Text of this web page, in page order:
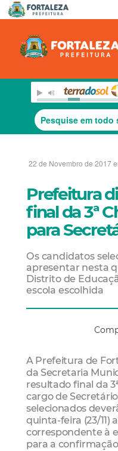
22 de Novembro de 2017
Prefeitura
final da 3ª
para
Os candidatos
apresentar nesta
Distrito de
escola escolhida
A Prefeitura de
da Secretaria
resultado final da
cargo de
selecionados
quinta-feira (23/11)
correspondente à
para a